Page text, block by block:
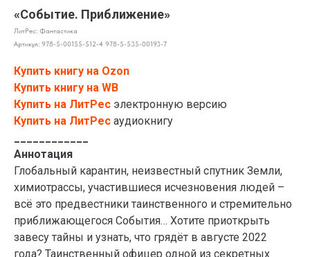
«Событие. Приближение»
ЛитРес: Фантастика
Артикул: 978-5-00155-512-4 978-5-535-00193-7
Купить книгу на Ozon
Купить книгу на WB
Купить на ЛитРес электронную версию
Купить на ЛитРес аудиокнигу
Аннотация
Глобальный карантин, неизвестный спутник Земли,
химиотрассы, участившиеся исчезновения людей –
всё это предвестники таинственного и стремительно
приближающегося События… Хотите приоткрыть
завесу тайны и узнать, что грядёт в августе 2022
года? Таинственный офицер одной из секретных